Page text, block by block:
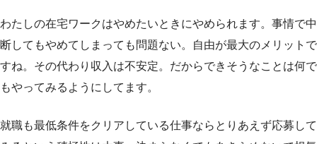
わたしの在宅ワークはやめたいときにやめられます。事情で中
断してもやめてしまっても問題ない。自由が最大のメリットで
すね。その代わり収入は不安定。だからできそうなことは何で
もやってみるようにしてます。
就職も最低条件をクリアしている仕事ならとりあえず応募して